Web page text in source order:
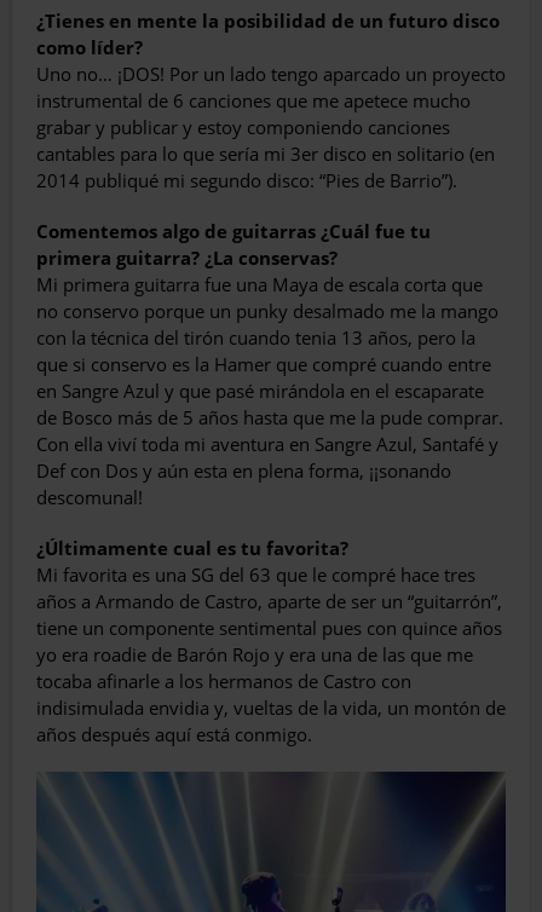
¿Tienes en mente la posibilidad de un futuro disco
como líder?
Uno no… ¡DOS! Por un lado tengo aparcado un proyecto
instrumental de 6 canciones que me apetece mucho
grabar y publicar y estoy componiendo canciones
cantables para lo que sería mi 3er disco en solitario (en
2014 publiqué mi segundo disco: “Pies de Barrio”).
Comentemos algo de guitarras ¿Cuál fue tu
primera guitarra? ¿La conservas?
Mi primera guitarra fue una Maya de escala corta que
no conservo porque un punky desalmado me la mango
con la técnica del tirón cuando tenia 13 años, pero la
que si conservo es la Hamer que compré cuando entre
en Sangre Azul y que pasé mirándola en el escaparate
de Bosco más de 5 años hasta que me la pude comprar.
Con ella viví toda mi aventura en Sangre Azul, Santafé y
Def con Dos y aún esta en plena forma, ¡¡sonando
descomunal!
¿Últimamente cual es tu favorita?
Mi favorita es una SG del 63 que le compré hace tres
años a Armando de Castro, aparte de ser un “guitarrón”,
tiene un componente sentimental pues con quince años
yo era roadie de Barón Rojo y era una de las que me
tocaba afinarle a los hermanos de Castro con
indisimulada envidia y, vueltas de la vida, un montón de
años después aquí está conmigo.